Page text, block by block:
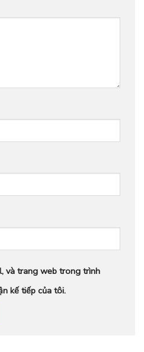
và trang web trong trình
kế tiếp của tôi.